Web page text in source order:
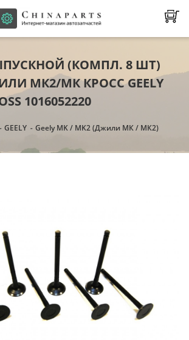
(КОМПЛ. 8 ШТ)
МК2/МК КРОСС GEELY
1016052220
GEELY Geely MK / MK2 (Джили МК / МК2)